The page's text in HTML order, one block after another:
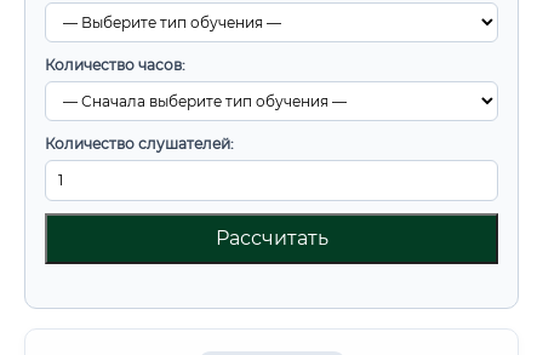
Количество часов:
Количество слушателей:
Рассчитать